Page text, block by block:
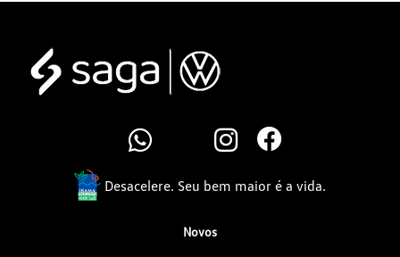
Desacelere. Seu bem maior é a vida.
Novos